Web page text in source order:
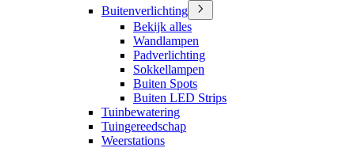
Buitenverlichting
Bekijk alles
Wandlampen
Padverlichting
Sokkellampen
Buiten Spots
Buiten LED Strips
Tuinbewatering
Tuingereedschap
Weerstations